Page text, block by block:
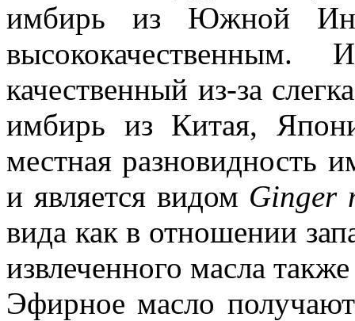
имбирь из Южной
качественный из-за
имбирь из Китая,
местная разновидность
и является видом Ginger
вида как в отношении
извлеченного масла
Эфирное масло